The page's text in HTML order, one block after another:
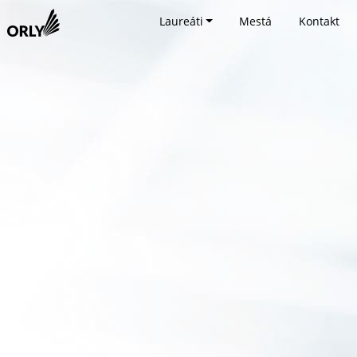
Laureáti Mestá Kontakt